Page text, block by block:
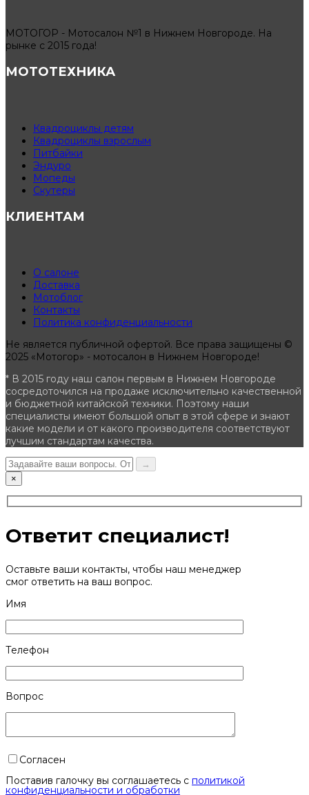
МОТОГОР - Мотосалон №1 в Нижнем Новгороде. На
рынке с 2015 года!
МОТОТЕХНИКА
Квадроциклы детям
Квадроциклы взрослым
Питбайки
Эндуро
Мопеды
Скутеры
КЛИЕНТАМ
О салоне
Доставка
Мотоблог
Контакты
Политика конфиденциальности
Не является публичной офертой. Все права защищены ©
2025 «Мотогор» - мотосалон в Нижнем Новгороде!
* В 2015 году наш салон первым в Нижнем Новгороде
сосредоточился на продаже исключительно качественной
и бюджетной китайской техники. Поэтому наши
специалисты имеют большой опыт в этой сфере и знают
какие модели и от какого производителя соответствуют
лучшим стандартам качества.
→
×
Ответит специалист!
Оставьте ваши контакты, чтобы наш менеджер
смог ответить на ваш вопрос.
Имя
Телефон
Вопрос
Согласен
Поставив галочку вы соглашаетесь с политикой
конфиденциальности и обработки